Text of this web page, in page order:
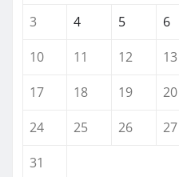
3 4 5 6
10
11 12 13
17
18 19 20
24
25 26 27
31